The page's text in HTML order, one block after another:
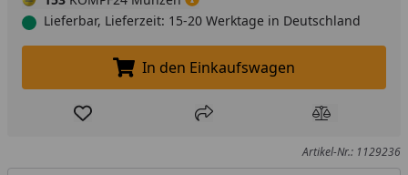
Lieferbar, Lieferzeit: 15-20 Werktage in Deutschland
In den Einkaufswagen legen
In den Einkaufswagen
Produkt zur Wunschliste hinzufügen
Teilen Produkt
Artikel-Nr.: 1129236